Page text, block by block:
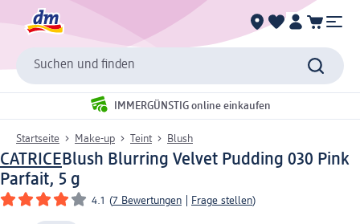
Suchen und finden
IMMERGÜNSTIG online einkaufen
Startseite Make-up Teint Blush
CATRICEBlush Blurring Velvet Pudding 030 Pink
Parfait, 5 g
4.1 (7 Bewertungen Frage stellen)